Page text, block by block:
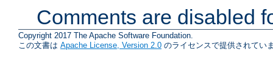
Comments are disabled
Copyright 2017 The Apache Software Foundation.
この文書は Apache License, Version 2.0 のライセンスで提供されてい